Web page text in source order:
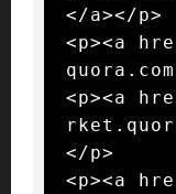
</a></p>
<p><a
<p><a
</p>
<p><a